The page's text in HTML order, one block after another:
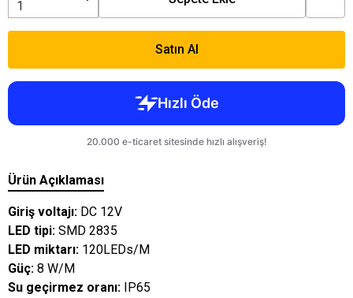
Satın Al
Ürün Açıklaması
Giriş voltajı: DC 12V
LED tipi: SMD 2835
LED miktarı: 120LEDs/M
Güç: 8 W/M
Su geçirmez oranı: IP65